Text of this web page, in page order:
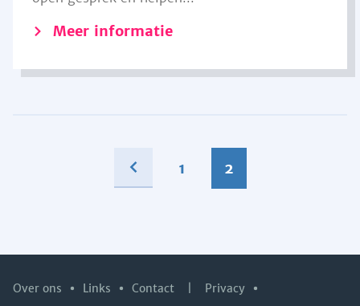
Meer informatie
1 2
Over ons Links Contact Privacy